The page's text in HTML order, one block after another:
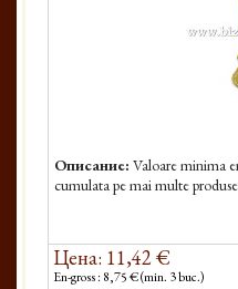
Описание: Valoare minima
cumulata pe mai multe
Цена: 11,42 €
En-gross : 8,75 € (min. 3 buc.)